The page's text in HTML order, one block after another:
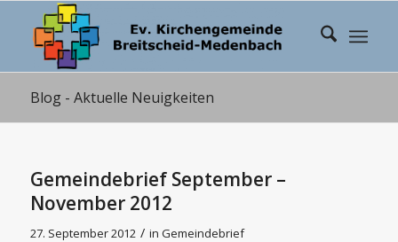
Blog - Aktuelle Neuigkeiten
Gemeindebrief September –
November 2012
27. September 2012 / in Gemeindebrief